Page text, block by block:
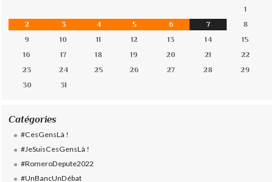
1
2
3 4 5 6 7
8
9
10 11 12 13 14
15
16
17 18 19 20 21
22
23
24 25 26 27 28
29
30
31
Catégories
#CesGensLà !
#JeSuisCesGensLà !
#RomeroDepute2022
#UnBancUnDébat